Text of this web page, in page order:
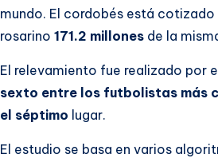
mundo. El cordobés está
rosarino171.2 millones de la
El relevamiento fue realizado por
sexto entre los futbolistas más
el séptimo lugar.
El estudio se basa en varios